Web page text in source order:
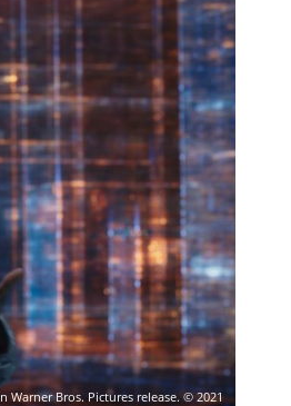
Warner Bros. Pictures release. © 2021